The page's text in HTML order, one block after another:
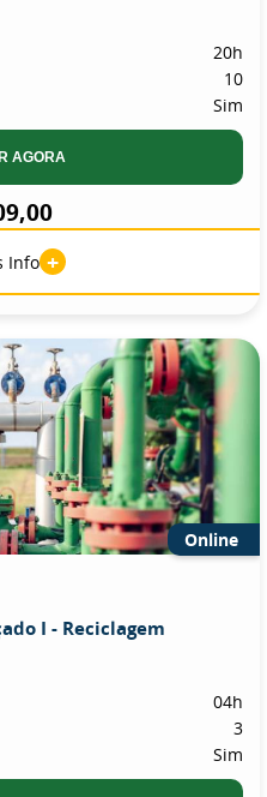
20h
10
Sim
AGORA
Info +
Online
I - Reciclagem
04h
3
Sim